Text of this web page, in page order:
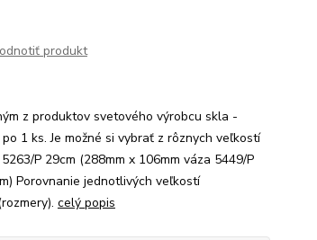
produkt
z produktov svetového výrobcu skla -
1 ks. Je možné si vybrať z rôznych veľkostí
P 29cm (288mm x 106mm váza 5449/P
Porovnanie jednotlivých veľkostí
celý popis